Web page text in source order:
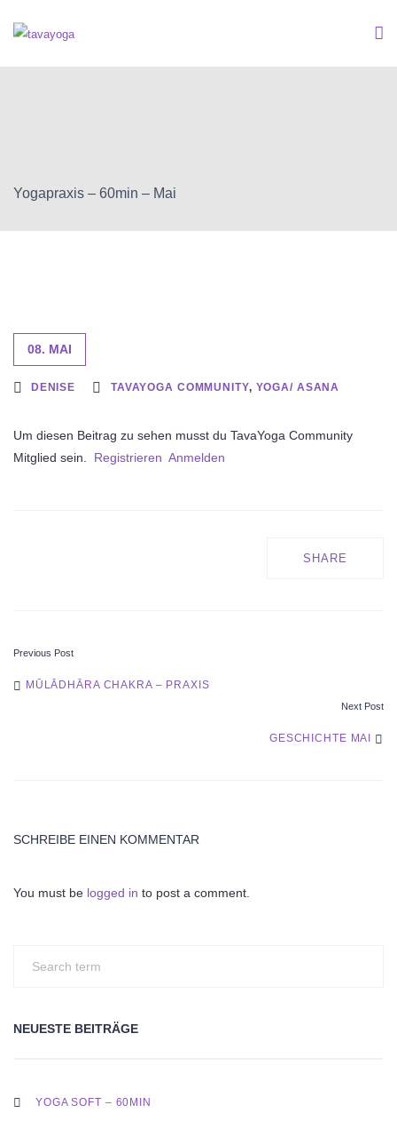
Yogapraxis – 60min – Mai
08. MAI
DENISE TAVAYOGA COMMUNITY, YOGA/ ASANA
Um diesen Beitrag zu sehen musst du TavaYoga Community
Mitglied sein. Registrieren Anmelden
SHARE
POST
Previous Post
MŪLĀDHĀRA CHAKRA – PRAXIS
Next Post
GESCHICHTE MAI
SCHREIBE EINEN KOMMENTAR
You must be logged in to post a comment.
NEUESTE BEITRÄGE
YOGA SOFT – 60MIN